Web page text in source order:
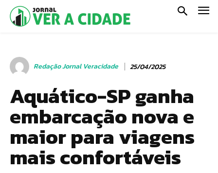
Redação Jornal Veracidade 25/04/2025
Aquático-SP ganha
embarcação nova e
maior para viagens
mais confortáveis